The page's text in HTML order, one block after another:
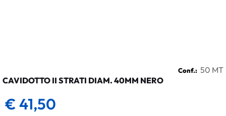
Conf.: 50 MT
CAVIDOTTO II STRATI DIAM. 40MM NERO
€ 41,50